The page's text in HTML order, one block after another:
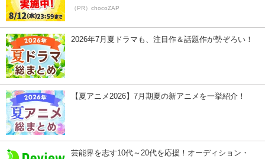
（PR）chocoZAP
2026年7月夏ドラマも、注目作＆話題作が勢ぞろい！
【夏アニメ2026】7月期夏の新アニメを一挙紹介！
芸能界を志す10代～20代を応援！オーディション・